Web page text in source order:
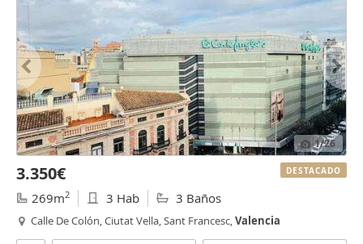
1/26
3.350€
269m2 3 Hab 3 Baños
Calle De Colón, Ciutat Vella, Sant Francesc,Valencia
DESTACADO